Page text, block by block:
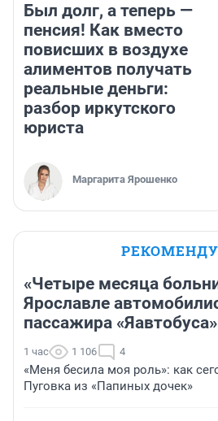
Был долг, а теперь —
пенсия! Как вместо
повисших в воздухе
алиментов получать
реальные деньги:
разбор иркутского
юриста
Маргарита Ярошенко
«Четыре месяца
Ярославле
пассажира «Яавтобуса»
1 час 1 106 4
«Меня бесила моя роль»: как
Пуговка из «Папиных дочек»